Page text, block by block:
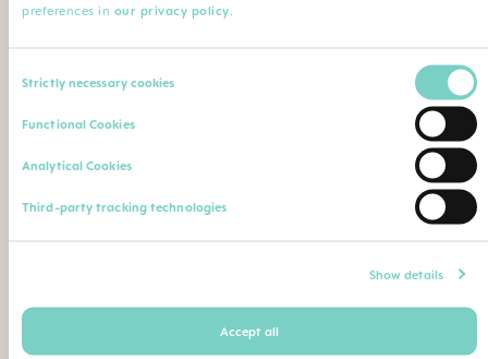
preferences in our privacy policy.
Strictly necessary cookies
Functional Cookies
Analytical Cookies
Third-party tracking technologies
Show details
Accept all
Profissão* Especialização
Faça o upload de sua qualificação profissional (diploma,
certificado de conclusão de curso, carteira de identidade
Ou envie seu comprovante de qualificação como